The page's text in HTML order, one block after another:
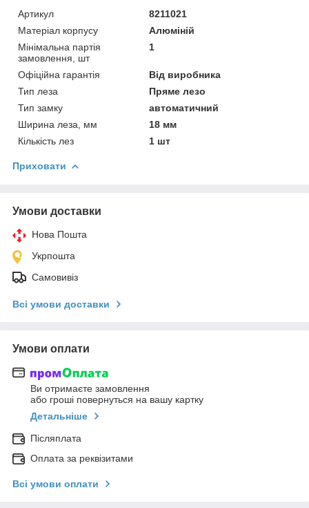
Артикул
8211021
Матеріал корпусу
Алюміній
Мінімальна партія
замовлення, шт
1
Офіційна гарантія
Від виробника
Тип леза
Пряме лезо
Тип замку
автоматичний
Ширина леза, мм
18 мм
Кількість лез
1 шт
Приховати
Умови доставки
Нова Пошта
Укрпошта
Самовивіз
Всі умови доставки
Умови оплати
Ви отримаєте замовлення
або гроші повернуться на вашу картку
Детальніше
Післяплата
Оплата за реквізитами
Всі умови оплати